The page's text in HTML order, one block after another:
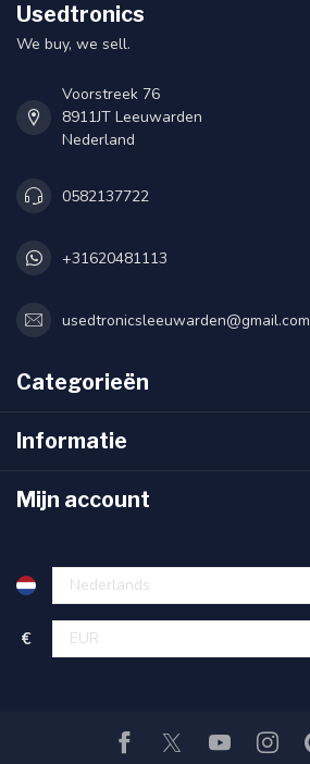
Usedtronics
We buy, we sell.
Voorstreek 76
8911JT Leeuwarden
Nederland
0582137722
+31620481113
usedtronicsleeuwarden@gmail.com
Categorieën
Informatie
Mijn account
€